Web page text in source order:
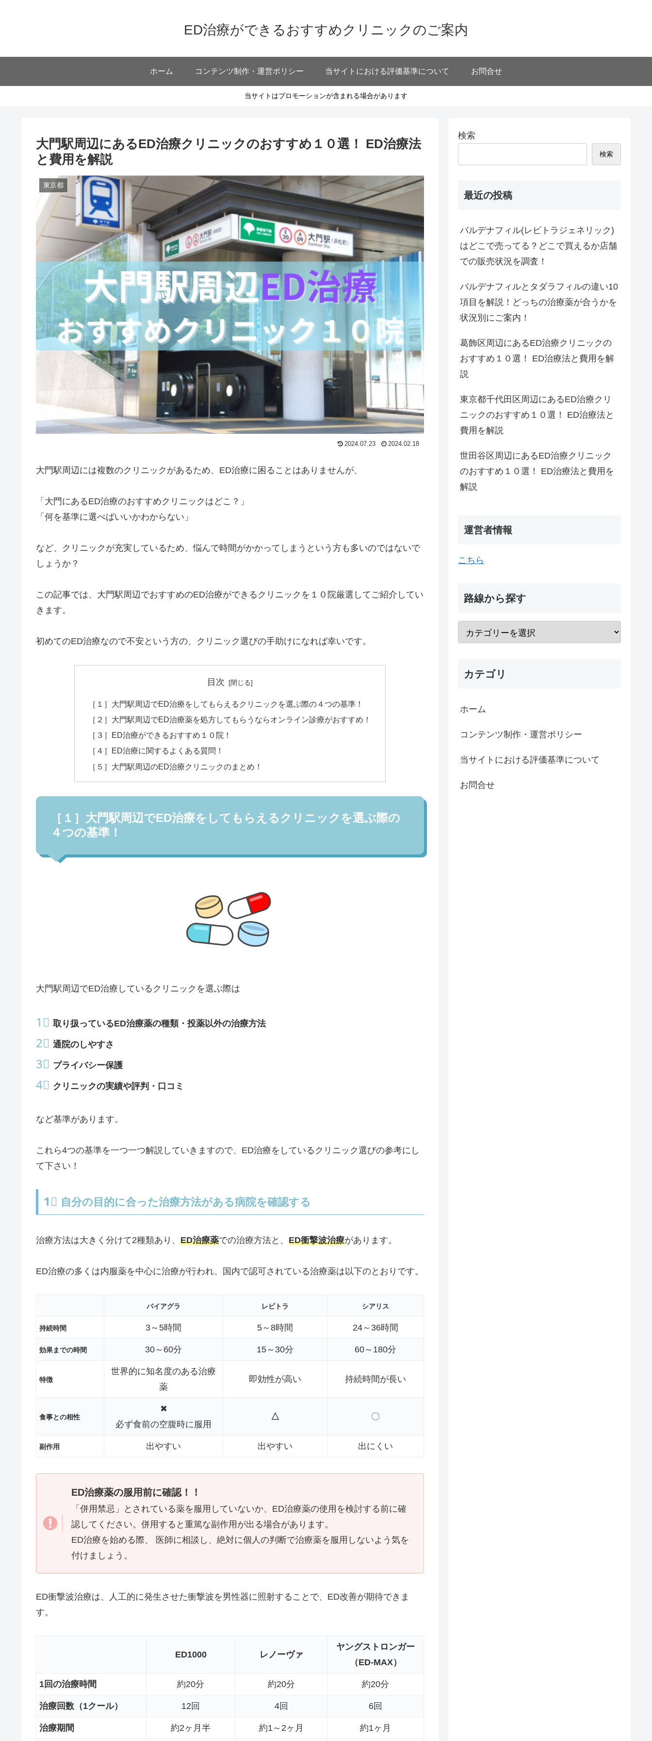
ED治療ができるおすすめクリニックのご案内
ホーム コンテンツ制作・運営ポリシー 当サイトにおける評価基準について お問合せ
当サイトはプロモーションが含まれる場合があります
大門駅周辺にあるED治療クリニックのおすすめ１０選！ ED治療法
と費用を解説
東京都
2024.07.23 2024.02.18
大門駅周辺には複数のクリニックがあるため、ED治療に困ることはありませんが、
「大門にあるED治療のおすすめクリニックはどこ？」
「何を基準に選べばいいかわからない」
など、クリニックが充実しているため、悩んで時間がかかってしまうという方も多いのではないで
しょうか？
この記事では、大門駅周辺でおすすめのED治療ができるクリニックを１０院厳選してご紹介してい
きます。
初めてのED治療なので不安という方の、クリニック選びの手助けになれば幸いです。
目次
［１］大門駅周辺でED治療をしてもらえるクリニックを選ぶ際の４つの基準！
［２］大門駅周辺でED治療薬を処方してもらうならオンライン診療がおすすめ！
［３］ED治療ができるおすすめ１０院！
［４］ED治療に関するよくある質問！
［５］大門駅周辺のED治療クリニックのまとめ！
［１］大門駅周辺でED治療をしてもらえるクリニックを選ぶ際の
４つの基準！
大門駅周辺でED治療しているクリニックを選ぶ際は
1⃣ 取り扱っているED治療薬の種類・投薬以外の治療方法
2⃣ 通院のしやすさ
3⃣ プライバシー保護
4⃣ クリニックの実績や評判・口コミ
など基準があります。
これら4つの基準を一つ一つ解説していきますので、ED治療をしているクリニック選びの参考にし
て下さい！
1⃣ 自分の目的に合った治療方法がある病院を確認する
治療方法は大きく分けて2種類あり、 ED治療薬での治療方法と、 ED衝撃波治療があります。
ED治療の多くは内服薬を中心に治療が行われ、国内で認可されている治療薬は以下のとおりです。
バイアグラ レビトラ シアリス
持続時間 3～5時間 5～8時間 24～36時間
効果までの時間 30～60分 15～30分 60～180分
特徴
世界的に知名度のある治療
薬
即効性が高い 持続時間が長い
食事との相性
✖
必ず食前の空腹時に服用
△ 〇
副作用 出やすい 出やすい 出にくい
ED治療薬の服用前に確認！！
「併用禁忌」とされている薬を服用していないか、ED治療薬の使用を検討する前に確
認してください。併用すると重篤な副作用が出る場合があります。
ED治療を始める際、 医師に相談し、絶対に個人の判断で治療薬を服用しないよう気を
付けましょう。
ED衝撃波治療は、人工的に発生させた衝撃波を男性器に照射することで、ED改善が期待できま
す。
ED1000 レノーヴァ
ヤングストロンガー
（ED-MAX）
1回の治療時間 約20分 約20分 約20分
治療回数（1クール） 12回 4回 6回
治療期間 約2ヶ月半 約1～2ヶ月 約1ヶ月
検索
検索
最近の投稿
バルデナフィル(レビトラジェネリック)
はどこで売ってる？どこで買えるか店舗
での販売状況を調査！
バルデナフィルとタダラフィルの違い10
項目を解説！どっちの治療薬が合うかを
状況別にご案内！
葛飾区周辺にあるED治療クリニックの
おすすめ１０選！ ED治療法と費用を解
説
東京都千代田区周辺にあるED治療クリ
ニックのおすすめ１０選！ ED治療法と
費用を解説
世田谷区周辺にあるED治療クリニック
のおすすめ１０選！ ED治療法と費用を
解説
運営者情報
こちら
路線から探す
カテゴリ
ホーム
コンテンツ制作・運営ポリシー
当サイトにおける評価基準について
お問合せ